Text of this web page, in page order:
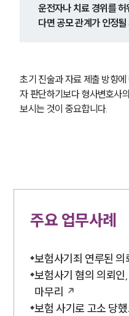
운전자나 치료 경위를
다면 공모 관계가 인정
초기 진술과 자료 제출 방향
자 판단하기보다 형사변호사
보시는 것이 중요합니다.
주요 업무사례
보험사기죄 연루된 의
보험사기 혐의 의뢰
마무리
보험 사기로 고소 당